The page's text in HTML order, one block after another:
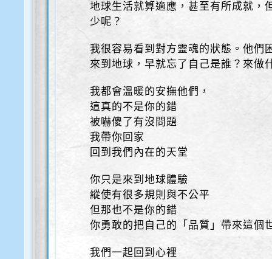
地球生活就算適應，甚至有所成就，
少呢？
我很容易看到對方靈魂的狀態。他們
來到地球，早就忘了自己是誰？來做
我都會溫暖的安撫他們，
這真的不是你的錯
被嚇傻了有沒問題
我帶你回家
回到我們內在的天堂
你只是來到地球體驗
縱使有很多規則與不公平
但那也不是你的錯
你勇敢的把自己的「品質」帶來這個
我們一起回到心裡